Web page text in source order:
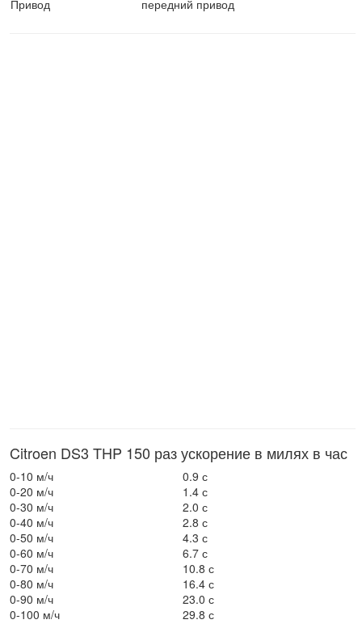
Привод передний привод
Citroen DS3 THP 150 раз ускорение в милях в час
0-10 м/ч
0.9 с
0-20 м/ч
1.4 с
0-30 м/ч
2.0 с
0-40 м/ч
2.8 с
0-50 м/ч
4.3 с
0-60 м/ч
6.7 с
0-70 м/ч
10.8 с
0-80 м/ч
16.4 с
0-90 м/ч
23.0 с
0-100 м/ч
29.8 с